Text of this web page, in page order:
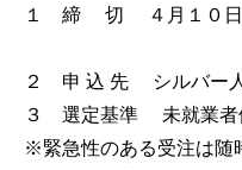
１ 締 切 ４月１０日
２ 申 込 先 シルバー
３ 選定基準 未就業者
※緊急性のある受注は随